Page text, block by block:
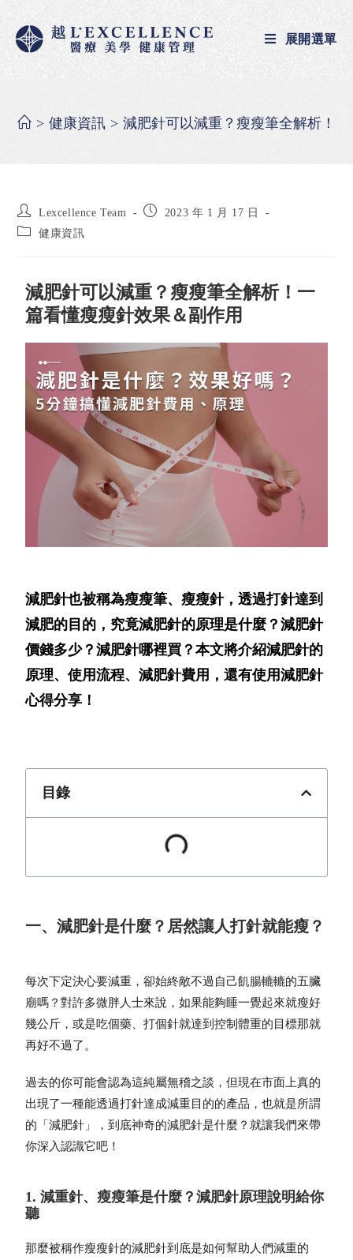
展開選單
> 健康資訊 > 減肥針可以減重？瘦瘦筆全解析！
Lexcellence Team
2023 年 1 月 17 日
健康資訊
減肥針可以減重？瘦瘦筆全解析！一
篇看懂瘦瘦針效果＆副作用
減肥針也被稱為瘦瘦筆、瘦瘦針，透過打針達到
減肥的目的，究竟減肥針的原理是什麼？減肥針
價錢多少？減肥針哪裡買？本文將介紹減肥針的
原理、使用流程、減肥針費用，還有使用減肥針
心得分享！
目錄
一、減肥針是什麼？居然讓人打針就能瘦？
每次下定決心要減重，卻始終敵不過自己飢腸轆轆的五臟
廟嗎？對許多微胖人士來說，如果能夠睡一覺起來就瘦好
幾公斤，或是吃個藥、打個針就達到控制體重的目標那就
再好不過了。
過去的你可能會認為這純屬無稽之談，但現在市面上真的
出現了一種能透過打針達成減重目的的產品，也就是所謂
的「減肥針」，到底神奇的減肥針是什麼？就讓我們來帶
你深入認識它吧！
1. 減重針、瘦瘦筆是什麼？減肥針原理說明給你
聽
那麼被稱作瘦瘦針的減肥針到底是如何幫助人們減重的